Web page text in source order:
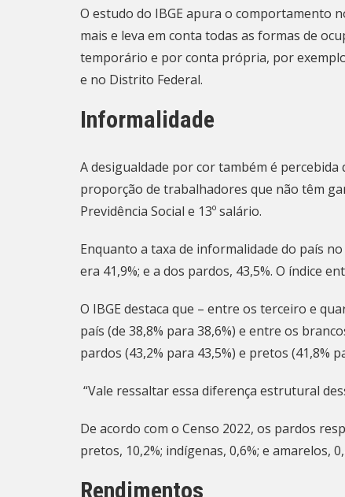
O estudo do IBGE apura o comportamento
mais e leva em conta todas as formas de
temporário e por conta própria, por
e no Distrito Federal.
Informalidade
A desigualdade por cor também é
proporção de trabalhadores que não têm
Previdência Social e 13º salário.
Enquanto a taxa de informalidade do país
era 41,9%; e a dos pardos, 43,5%. O índice
O IBGE destaca que – entre os terceiro e
país (de 38,8% para 38,6%) e entre os
pardos (43,2% para 43,5%) e pretos (41,8%
“Vale ressaltar essa diferença estrutural
De acordo com o Censo 2022, os pardos
pretos, 10,2%; indígenas, 0,6%; e amarelos,
Rendimentos